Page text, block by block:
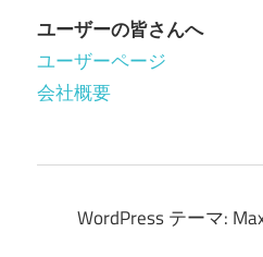
別
ア
ー
ユーザーの皆さんへ
ユーザーページ
会社概要
WordPress テーマ: